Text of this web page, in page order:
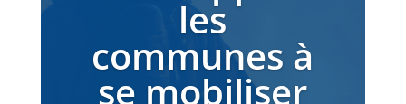
les
communes à
se mobiliser